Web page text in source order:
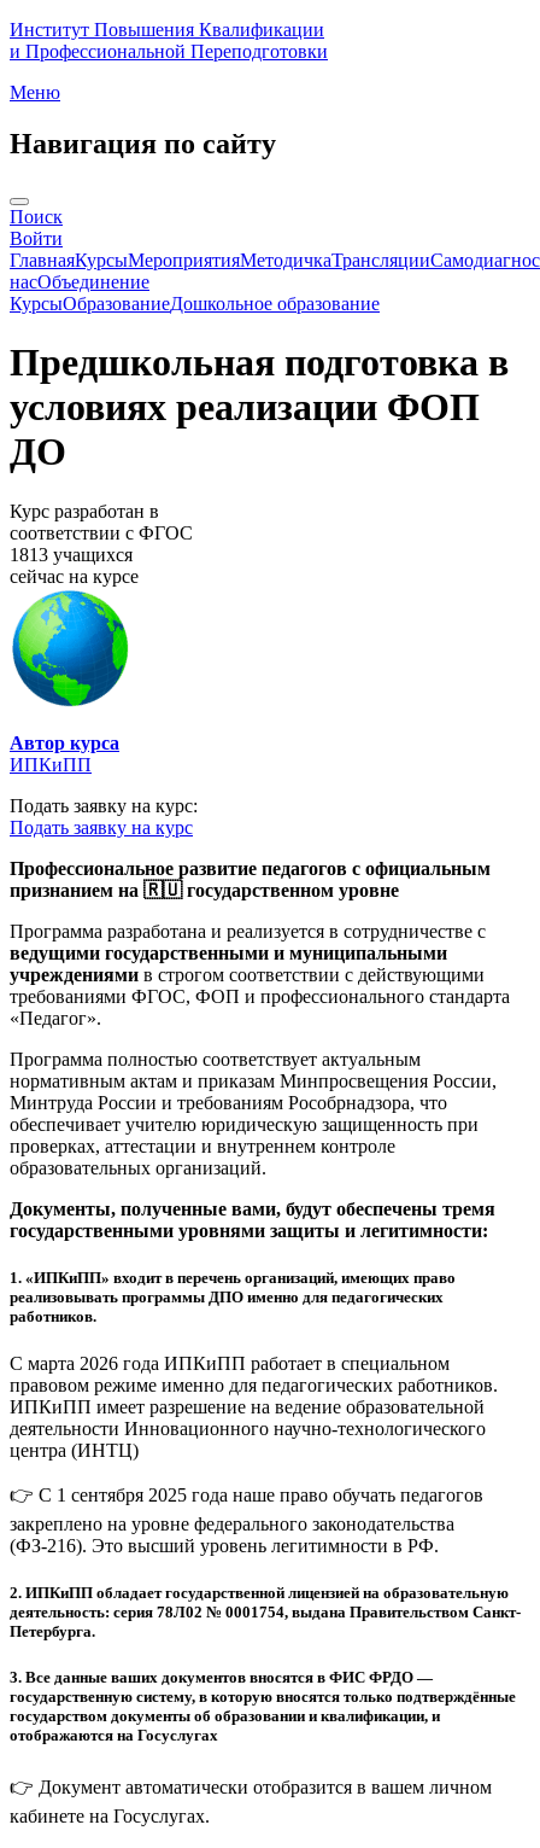
Институт Повышения Квалификации
и Профессиональной Переподготовки
Меню
Навигация по сайту
Поиск
Войти
ГлавнаяКурсыМероприятияМетодичкаТрансляции
насОбъединение
КурсыОбразованиеДошкольное образование
Предшкольная подготовка в
условиях реализации ФОП
ДО
Курс разработан в
соответствии с ФГОС
1813 учащихся
сейчас на курсе
Автор курса
ИПКиПП
Подать заявку на курс:
Подать заявку на курс
Профессиональное развитие педагогов с официальным
признанием на 🇷🇺 государственном уровне
Программа разработана и реализуется в сотрудничестве с
ведущими государственными и муниципальными
учреждениями в строгом соответствии с действующими
требованиями ФГОС, ФОП и профессионального стандарта
«Педагог».
Программа полностью соответствует актуальным
нормативным актам и приказам Минпросвещения России,
Минтруда России и требованиям Рособрнадзора, что
обеспечивает учителю юридическую защищенность при
проверках, аттестации и внутреннем контроле
образовательных организаций.
Документы, полученные вами, будут обеспечены тремя
государственными уровнями защиты и легитимности:
1. «ИПКиПП» входит в перечень организаций, имеющих право
реализовывать программы ДПО именно для педагогических
работников.
С марта 2026 года ИПКиПП работает в специальном
правовом режиме именно для педагогических работников.
ИПКиПП имеет разрешение на ведение образовательной
деятельности Инновационного научно-технологического
центра (ИНТЦ)
👉 С 1 сентября 2025 года наше право обучать педагогов
закреплено на уровне федерального законодательства
(ФЗ-216). Это высший уровень легитимности в РФ.
2. ИПКиПП обладает государственной лицензией на образовательную
деятельность: серия 78Л02 № 0001754, выдана Правительством Санкт-
Петербурга.
3. Все данные ваших документов вносятся в ФИС ФРДО —
государственную систему, в которую вносятся только подтверждённые
государством документы об образовании и квалификации, и
отображаются на Госуслугах
👉 Документ автоматически отобразится в вашем личном
кабинете на Госуслугах.